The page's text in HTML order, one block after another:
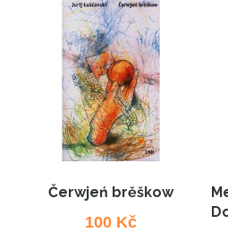
Čerwjeń brěškow
100 Kč